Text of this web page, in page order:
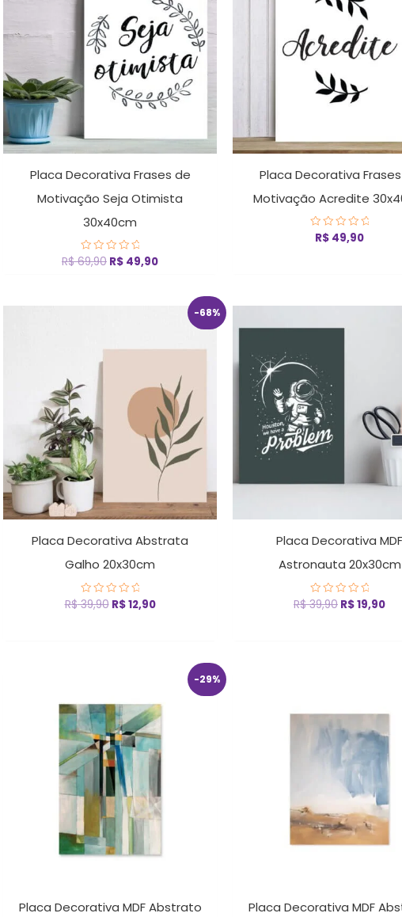
Placa Decorativa Frases de
Motivação Seja Otimista
30x40cm
Avaliação
R$69,90 R$ 49,90
Placa Decorativa
Motivação Acredite
Avaliação
R$ 49,90
-68%
Placa Decorativa Abstrata
Galho 20x30cm
Avaliação
0
R$39,90
era:
R$12,90
preço
é:
Placa Decorativa MDF
Astronauta 20x30cm
Avaliação
0
R$39,90
preço
R$19,90
-29%
Placa Decorativa MDF Abstrato
original
era:
R$ 69,90.
preço
atual
é:
R$ 49,90.
Placa Decorativa MDF
era:
R$ 69,90.
é: